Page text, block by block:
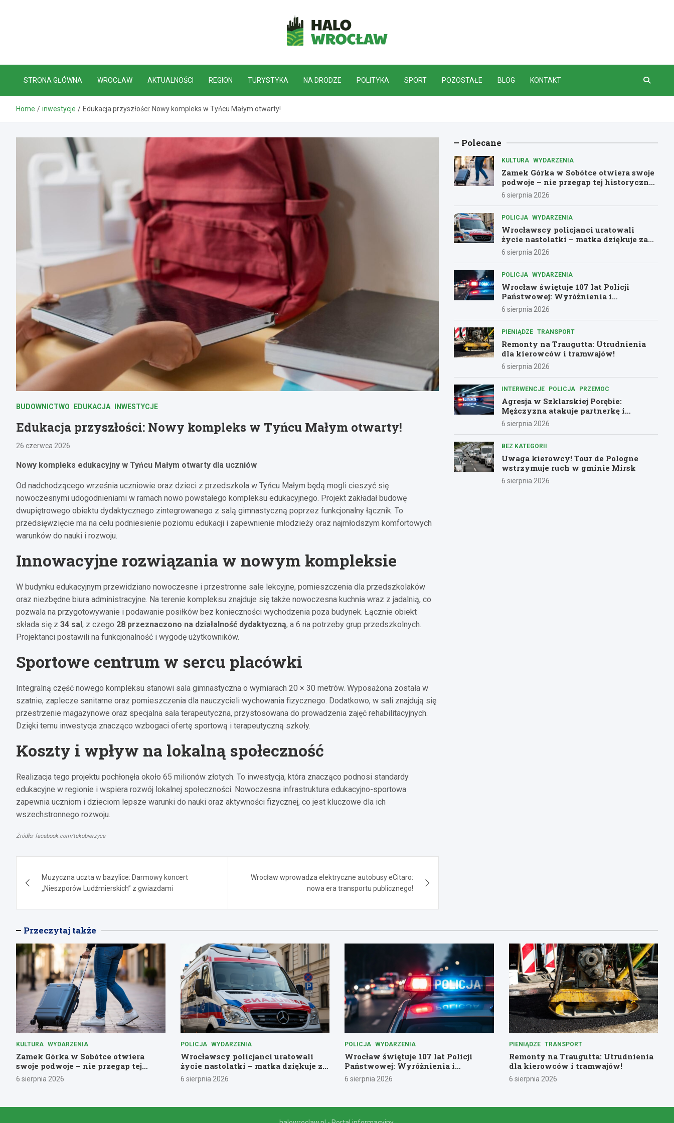
HaloWrocław.pl
STRONA GŁÓWNA WROCŁAW AKTUALNOŚCI REGION TURYSTYKA NA DRODZE POLITYKA SPORT POZOSTAŁE BLOG KONTAKT
Home inwestycje Edukacja przyszłości: Nowy kompleks w Tyńcu Małym otwarty!
BUDOWNICTWO EDUKACJA INWESTYCJE
Edukacja przyszłości: Nowy kompleks w Tyńcu Małym otwarty!
26 czerwca 2026
Nowy kompleks edukacyjny w Tyńcu Małym otwarty dla uczniów
Od nadchodzącego września uczniowie oraz dzieci z przedszkola w Tyńcu Małym będą mogli cieszyć się
nowoczesnymi udogodnieniami w ramach nowo powstałego kompleksu edukacyjnego. Projekt zakładał budowę
dwupiętrowego obiektu dydaktycznego zintegrowanego z salą gimnastyczną poprzez funkcjonalny łącznik. To
przedsięwzięcie ma na celu podniesienie poziomu edukacji i zapewnienie młodzieży oraz najmłodszym komfortowych
warunków do nauki i rozwoju.
Innowacyjne rozwiązania w nowym kompleksie
W budynku edukacyjnym przewidziano nowoczesne i przestronne sale lekcyjne, pomieszczenia dla przedszkolaków
oraz niezbędne biura administracyjne. Na terenie kompleksu znajduje się także nowoczesna kuchnia wraz z jadalnią, co
pozwala na przygotowywanie i podawanie posiłków bez konieczności wychodzenia poza budynek. Łącznie obiekt
składa się z 34 sal, z czego 28 przeznaczono na działalność dydaktyczną, a 6 na potrzeby grup przedszkolnych.
Projektanci postawili na funkcjonalność i wygodę użytkowników.
Sportowe centrum w sercu placówki
Integralną część nowego kompleksu stanowi sala gimnastyczna o wymiarach 20 × 30 metrów. Wyposażona została w
szatnie, zaplecze sanitarne oraz pomieszczenia dla nauczycieli wychowania fizycznego. Dodatkowo, w sali znajdują się
przestrzenie magazynowe oraz specjalna sala terapeutyczna, przystosowana do prowadzenia zajęć rehabilitacyjnych.
Dzięki temu inwestycja znacząco wzbogaci ofertę sportową i terapeutyczną szkoły.
Koszty i wpływ na lokalną społeczność
Realizacja tego projektu pochłonęła około 65 milionów złotych. To inwestycja, która znacząco podnosi standardy
edukacyjne w regionie i wspiera rozwój lokalnej społeczności. Nowoczesna infrastruktura edukacyjno-sportowa
zapewnia uczniom i dzieciom lepsze warunki do nauki oraz aktywności fizycznej, co jest kluczowe dla ich
wszechstronnego rozwoju.
Źródło: facebook.com/tukobierzyce
wpisu
Muzyczna uczta w bazylice: Darmowy koncert
„Nieszporów Ludźmierskich” z gwiazdami
Wrocław wprowadza elektryczne autobusy eCitaro:
nowa era transportu publicznego!
Polecane
KULTURA WYDARZENIA
Zamek Górka w Sobótce otwiera swoje
podwoje – nie przegap tej historycznej
przygody!
6 sierpnia 2026
POLICJA WYDARZENIA
Wrocławscy policjanci uratowali
życie nastolatki – matka dziękuje za
pomoc
6 sierpnia 2026
POLICJA WYDARZENIA
Wrocław świętuje 107 lat Policji
Państwowej: Wyróżnienia i
podziękowania dla bohaterów służby
6 sierpnia 2026
PIENIĄDZE TRANSPORT
Remonty na Traugutta: Utrudnienia
dla kierowców i tramwajów!
6 sierpnia 2026
INTERWENCJE POLICJA PRZEMOC
Agresja w Szklarskiej Porębie:
Mężczyzna atakuje partnerkę i
policjantów butelką
6 sierpnia 2026
BEZ KATEGORII
Uwaga kierowcy! Tour de Pologne
wstrzymuje ruch w gminie Mirsk
6 sierpnia 2026
Przeczytaj także
KULTURA WYDARZENIA
Zamek Górka w Sobótce otwiera
swoje podwoje – nie przegap tej
historycznej przygody!
6 sierpnia 2026
POLICJA WYDARZENIA
Wrocławscy policjanci uratowali
życie nastolatki – matka dziękuje za
pomoc
6 sierpnia 2026
POLICJA WYDARZENIA
Wrocław świętuje 107 lat Policji
Państwowej: Wyróżnienia i
podziękowania dla bohaterów służby
6 sierpnia 2026
PIENIĄDZE TRANSPORT
Remonty na Traugutta: Utrudnienia
dla kierowców i tramwajów!
6 sierpnia 2026